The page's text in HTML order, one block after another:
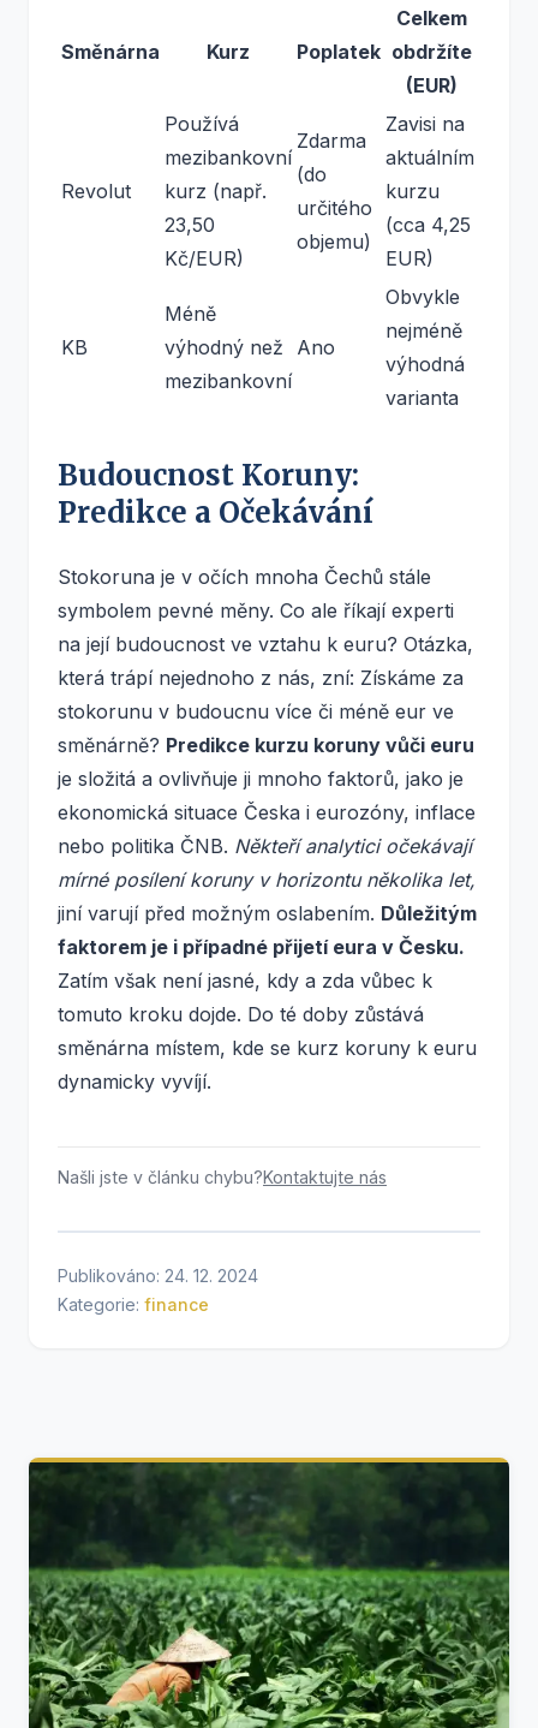
Směnárna Kurz Poplatek
Celkem
obdržíte
(EUR)
Revolut
Používá
mezibankovní
kurz (např.
23,50
Kč/EUR)
Zdarma
(do
určitého
objemu)
Zavisi na
aktuálním
kurzu
(cca 4,25
EUR)
KB
Méně
výhodný než
mezibankovní
Ano
Obvykle
nejméně
výhodná
varianta
Budoucnost Koruny:
Predikce a Očekávání
Stokoruna je v očích mnoha Čechů stále
symbolem pevné měny. Co ale říkají experti
na její budoucnost ve vztahu k euru? Otázka,
která trápí nejednoho z nás, zní: Získáme za
stokorunu v budoucnu více či méně eur ve
směnárně? Predikce kurzu koruny vůči euru
je složitá a ovlivňuje ji mnoho faktorů, jako je
ekonomická situace Česka i eurozóny, inflace
nebo politika ČNB. Někteří analytici očekávají
mírné posílení koruny v horizontu několika let,
jiní varují před možným oslabením. Důležitým
faktorem je i případné přijetí eura v Česku.
Zatím však není jasné, kdy a zda vůbec k
tomuto kroku dojde. Do té doby zůstává
směnárna místem, kde se kurz koruny k euru
dynamicky vyvíjí.
Našli jste v článku chybu?Kontaktujte nás
Publikováno: 24. 12. 2024
Kategorie: finance